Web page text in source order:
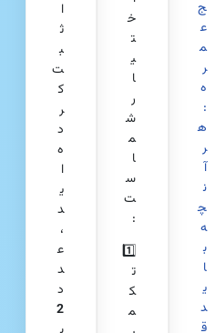
ج
ع
م
ر
ه
:
ه
ر
آ
ن
چ
ه
ب
ا
ی
د
ق
خ
ت
ی
ا
ر
ش
م
ا
س
ت
:
1️⃣
ت
ک
م
ا
ث
ب
ت
ک
ر
د
ه‌
ا
ی
د
،
ع
د
د
2